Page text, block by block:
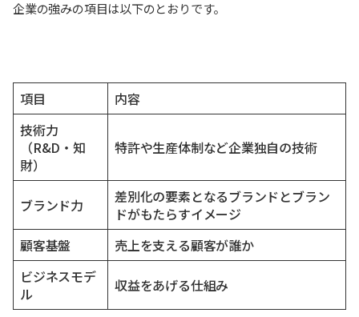
企業の強みの項目は以下のとおりです。
項目
内容
技術力
（R&D・知
財）
特許や生産体制など企業独自の技術
ブランド力
差別化の要素となるブランドとブラン
ドがもたらすイメージ
顧客基盤
売上を支える顧客が誰か
ビジネスモデ
ル
収益をあげる仕組み